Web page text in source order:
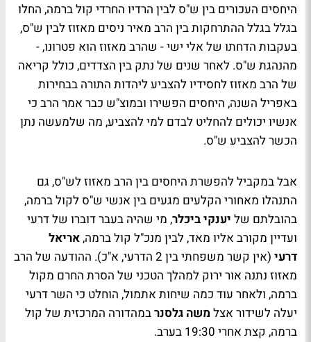
היחסים העכורים בין ש"ס לבין הרדיו החרדי קול ברמה, החלו
בגלל בגלל ההתרחקות בין הרב מאיר ניסים מאזוז לבין ש"ס,
בעקבות הדחתו של אלי ישי - שהרב מאזוז הוא פטרונו, -
מהנהגת ש"ס. לאחר שנים של נתק בין הצדדים, כולל קריאה
של הרב מאזוז לחסידיו להצביע ליהדות התורה בבחירות
באפריל השנה, היחסים הפשירו ובמוצ"ש כבר אמר הרב כי
אנשיו יכולים להחליט לבדם למי להצביע, מה שלמעשה נתן
הכשר להצביע ש"ס.
אבל במקביל להפשרת היחסים בין הרב מאזוז לש"ס, גם
התנהלו מאחורי הקלעים מגעים בין אנשי ש"ס לקול ברמה,
בהובלתם של יענקי ביכלר, מי שהיה בעבר דוברו של דרעי
ועדיין מקורב אליו מאד, לבין מנכ"ל קול ברמה,אריאל
דרעי
(אין קשר משפחתי בין 2 הדרעי, א"כ). ההודעה של הרב
מאזוז נתנה אור ירוק למהלך הטכני של הסרת החרם מקול
ברמה, ולאחר עוד כמה שיחות אתמול, הוחלט כי השר דרעי
יעלה לשידור אצל משה גלסנרבמהדורה המרכזית של קול
ברמה, קצת אחרי 19:30 בערב.